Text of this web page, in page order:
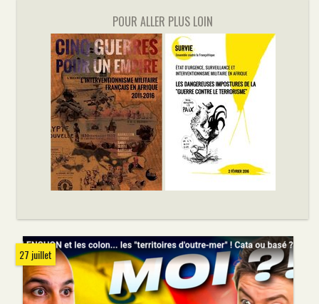
POUR ALLER PLUS LOIN
27 juillet